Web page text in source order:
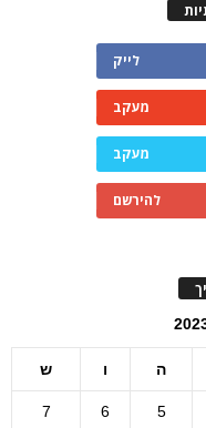
לייק
מעקב
מעקב
להירשם
ה ו ש
5
6
7